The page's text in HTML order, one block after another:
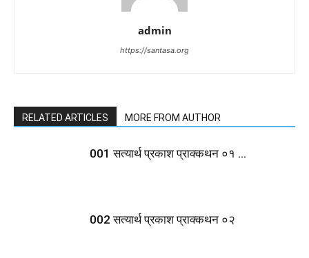
admin
https://santasa.org
RELATED ARTICLES MORE FROM AUTHOR
001 सत्यार्थ प्रकाश प्राक्कथन ०१ …
002 सत्यार्थ प्रकाश प्राक्कथन ०२